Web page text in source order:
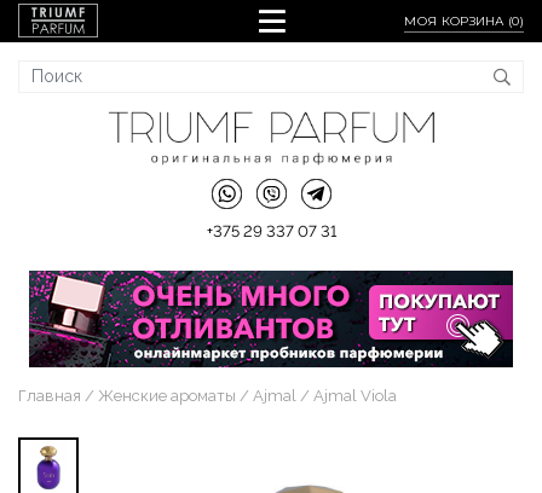
МОЯ КОРЗИНА (0)
+375 29 337 07 31
Главная Женские ароматы Ajmal Ajmal Viola